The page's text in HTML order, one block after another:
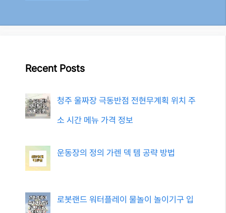
Recent Posts
청주 울짜장 극동반점 전현무계획 위치 주
소 시간 메뉴 가격 정보
운동장의 정의 가렌 덱 템 공략 방법
로봇랜드 워터플레이 물놀이 놀이기구 입